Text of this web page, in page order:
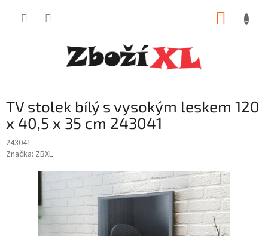
TV stolek bílý s vysokým leskem 120
x 40,5 x 35 cm 243041
243041
Značka: ZBXL